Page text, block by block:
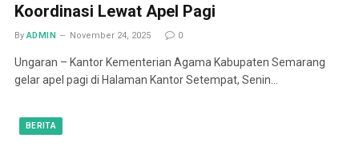
Koordinasi Lewat Apel Pagi
By ADMIN November 24, 2025 0
Ungaran – Kantor Kementerian Agama Kabupaten Semarang
gelar apel pagi di Halaman Kantor Setempat, Senin…
BERITA